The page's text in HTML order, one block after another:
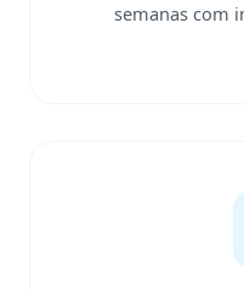
semanas com